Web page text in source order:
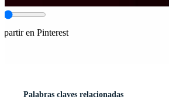
en Pinterest
Palabras claves relacionadas